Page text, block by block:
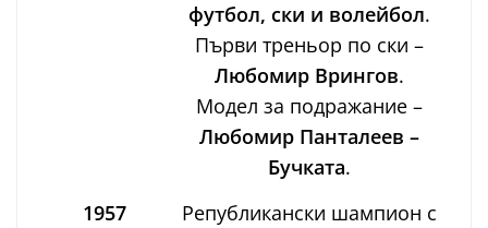
футбол, ски и волейбол.
Първи треньор по ски –
Любомир Врингов.
Модел за подражание –
Любомир Панталеев –
Бучката.
1957
Републикански шампион с